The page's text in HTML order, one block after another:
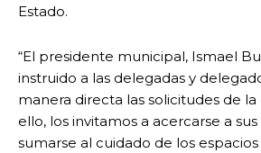
Estado.
“El presidente municipal, Ismael
instruido a las delegadas y
manera directa las solicitudes de
ello, los invitamos a acercarse a
sumarse al cuidado de los